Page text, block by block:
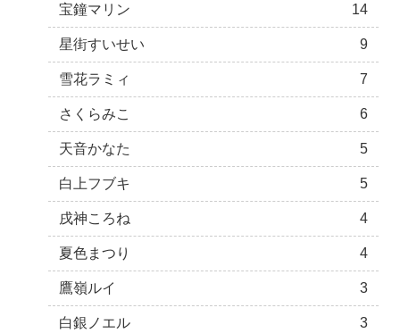
宝鐘マリン 14
星街すいせい 9
雪花ラミィ 7
さくらみこ 6
天音かなた 5
白上フブキ 5
戌神ころね 4
夏色まつり 4
鷹嶺ルイ 3
白銀ノエル 3